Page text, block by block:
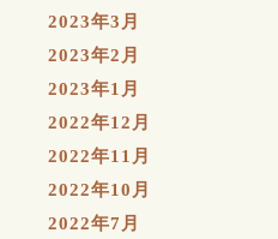
2023年3月
2023年2月
2023年1月
2022年12月
2022年11月
2022年10月
2022年7月